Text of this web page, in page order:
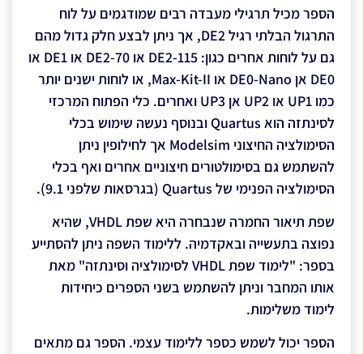
הספר מכיל תרגילי מעבדה רבים שמודגמים על לוח
התרגול הבלתי רגיל DE2, אך ניתן לבצע חלק גדול מהם
גם על לוחות אחרים כגון: DE2-115 או DE2-70 או DE1 או
DE0 אן DE0-Nano או Max-Kit-II, או לוחות ישנים יותר
כמו UP1 או UP2 אן UP3 ואחרים. כלי הפתוח המרכזי
לסינתזה הוא Quartus ובנוסף נעשה שימוש בכלי
הסימולציה החיצוני Modelsim אך לחילופין ניתן
להשתמש גם בסימולטורים חיצוניים אחרים ואף בכלי
הסימולציה הפנימי של Quartus (בגרסאות שלפני 9.1).
שפת תיאור החמרה שנבחרה היא שפת VHDL, שהיא
נפוצה בתעשייה ובאקדמיה. ללימוד השפה ניתן להסתייע
בספר: "לימוד שפת VHDL לסימולציה וסינתזה" מאת
אותו המחבר וניתן להשתמש בשני הספרים כיחידות
לימוד משלימות.
הספר יכול לשמש כספר ללימוד עצמי. הספר גם מתאים